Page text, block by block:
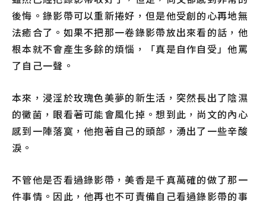
後悔。錄影帶可以重新捲好，但是他受創的心再地無
法癒合了。如果不把那一卷錄影帶放出來看的話，他
根本就不會產生多餘的煩惱，「真是自作自受」他罵
了自己一聲。
本來，浸淫於玫瑰色美夢的新生活，突然長出了陰濕
的黴菌，眼看著可能會風化掉。想到此，尚文的內心
感到一陣落寞，他抱著自己的頭部，湧出了一些辛酸
淚。
不管他是否看過錄影帶，美香是千真萬確的做了那一
件事情。因此，他再也不可責備自己看過錄影帶的事